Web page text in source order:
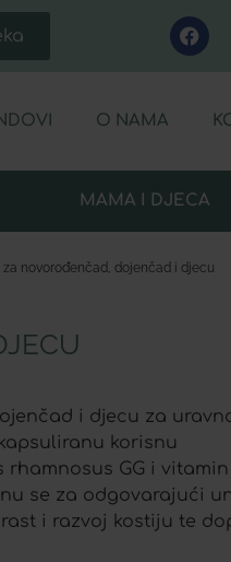
O NAMA
MAMA I DJECA
novorođenčad, dojenčad i djecu
i djecu za
korisnu
GG i vitamin
se za odgovarajući
i razvoj kostiju te